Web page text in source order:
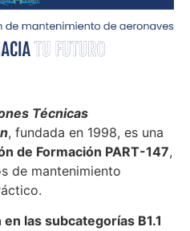
Técnicas
, fundada en 1998, es una
de Formación PART-147,
de mantenimiento
las subcategorías B1.1